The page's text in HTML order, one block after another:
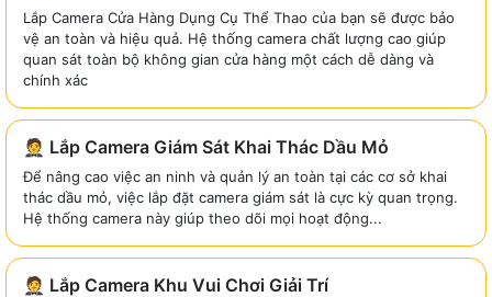
Lắp Camera Cửa Hàng Dụng Cụ Thể Thao của bạn sẽ được bảo
vệ an toàn và hiệu quả. Hệ thống camera chất lượng cao giúp
quan sát toàn bộ không gian cửa hàng một cách dễ dàng và
chính xác
🤵 Lắp Camera Giám Sát Khai Thác Dầu Mỏ
Để nâng cao việc an ninh và quản lý an toàn tại các cơ sở khai
thác dầu mỏ, việc lắp đặt camera giám sát là cực kỳ quan trọng.
Hệ thống camera này giúp theo dõi mọi hoạt động...
🤵 Lắp Camera Khu Vui Chơi Giải Trí